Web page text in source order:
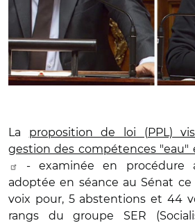
La proposition de loi (PPL)
gestion des compétences "eau"
- examinée en procédure
adoptée en séance au Sénat ce
voix pour, 5 abstentions et 44
rangs du groupe SER